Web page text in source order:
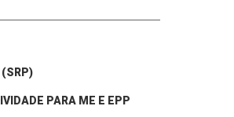
(SRP)
PARA ME E EPP